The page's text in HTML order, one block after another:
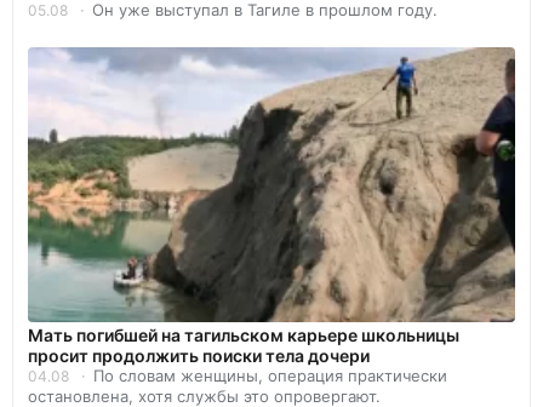
05.08 Он уже выступал в Тагиле в прошлом году.
Мать погибшей на тагильском карьере школьницы
просит продолжить поиски тела дочери
04.08
По словам женщины, операция практически
остановлена, хотя службы это опровергают.